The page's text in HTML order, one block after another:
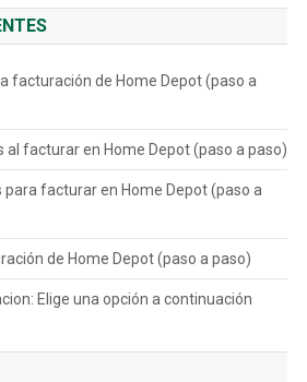
facturación de Home Depot (paso a
al facturar en Home Depot (paso a paso)
facturar en Home Depot (paso a
de Home Depot (paso a paso)
Elige una opción a continuación